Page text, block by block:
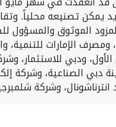
وأسفرت عن فرص مشتريات بقيمة 110 مليار درهم
الموثوق
الإمارات للتنمية،
ودبي للاستثمار،
دبي الصناعية، وشركة